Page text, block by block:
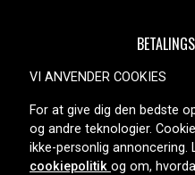
VI ANVENDER COOKIES
For at give dig den bedste
og andre teknologier.
ikke-personlig
cookiepolitik og om,